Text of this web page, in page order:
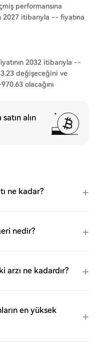
performansına
2027 itibarıyla -- fiyatına
2032 itibarıyla --
değişeceğini ve
olacağını
alın
ne kadar?
nedir?
arzı ne kadardır?
en yüksek